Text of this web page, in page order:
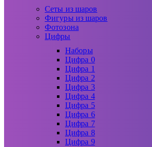
Сеты из шаров
Фигуры из шаров
Фотозона
Цифры
Наборы
Цифра 0
Цифра 1
Цифра 2
Цифра 3
Цифра 4
Цифра 5
Цифра 6
Цифра 7
Цифра 8
Цифра 9